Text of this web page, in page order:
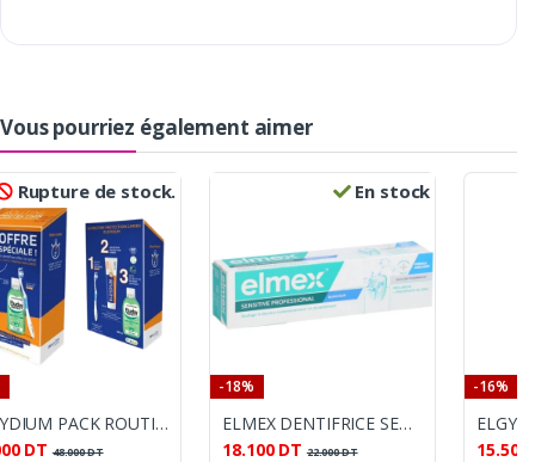
Vous pourriez également aimer
Rupture de stock.
ELGYDIUM PACK ROUTINE PROTECTION CARIES
DT 48.000DT
En stock
-18%
ELMEX DENTIFRICE SENSITIVE PROFESSIONAL BLANCHEUR 75ML
18.100 DT 22.000DT
-16%
15.500